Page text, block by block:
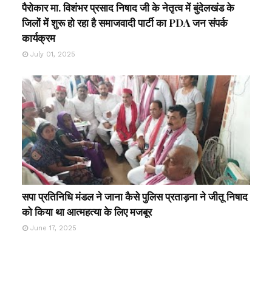
पैरोकार मा. विशंभर प्रसाद निषाद जी के नेतृत्व में बुंदेलखंड के
जिलों में शुरू हो रहा है समाजवादी पार्टी का PDA जन संपर्क
कार्यक्रम
July 01, 2025
सपा प्रतिनिधि मंडल ने जाना कैसे पुलिस प्रताड़ना ने जीतू निषाद
को किया था आत्महत्या के लिए मजबूर
June 17, 2025